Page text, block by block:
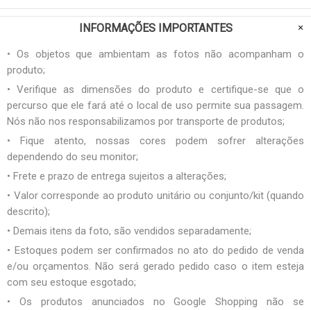
INFORMAÇÕES IMPORTANTES
• Os objetos que ambientam as fotos não acompanham o
produto;
• Verifique as dimensões do produto e certifique-se que o
percurso que ele fará até o local de uso permite sua passagem.
Nós não nos responsabilizamos por transporte de produtos;
• Fique atento, nossas cores podem sofrer alterações
dependendo do seu monitor;
• Frete e prazo de entrega sujeitos a alterações;
• Valor corresponde ao produto unitário ou conjunto/kit (quando
descrito);
• Demais itens da foto, são vendidos separadamente;
• Estoques podem ser confirmados no ato do pedido de venda
e/ou orçamentos. Não será gerado pedido caso o item esteja
com seu estoque esgotado;
• Os produtos anunciados no Google Shopping não se